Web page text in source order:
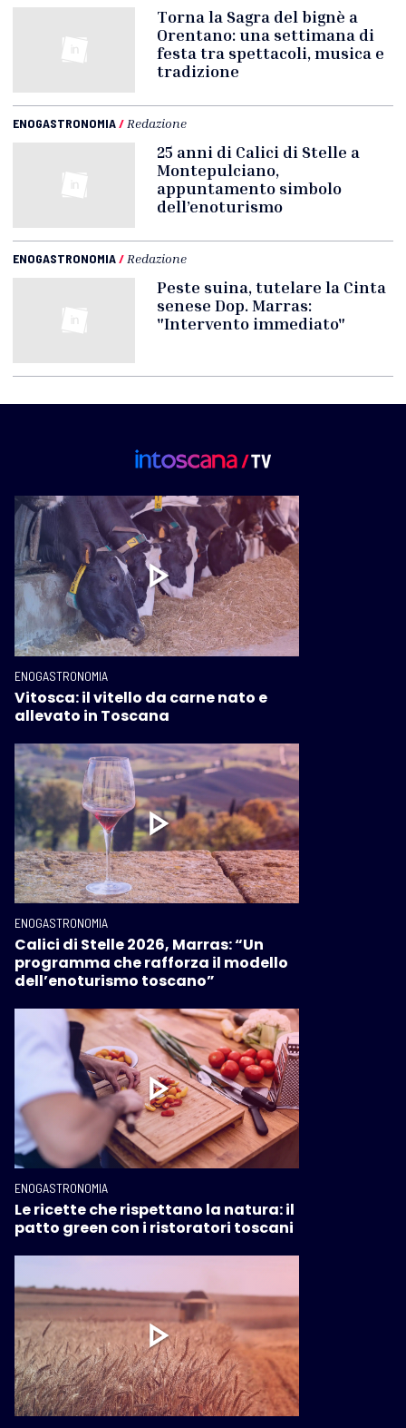
Torna la Sagra del bignè a
Orentano: una settimana di
festa tra spettacoli, musica e
tradizione
ENOGASTRONOMIA/ Redazione
25 anni di Calici di Stelle a
Montepulciano,
appuntamento simbolo
dell’enoturismo
ENOGASTRONOMIA/ Redazione
Peste suina, tutelare la Cinta
senese Dop. Marras:
"Intervento immediato"
ENOGASTRONOMIA
Vitosca: il vitello da carne nato e
allevato in Toscana
ENOGASTRONOMIA
Calici di Stelle 2026, Marras: “Un
programma che rafforza il modello
dell’enoturismo toscano”
ENOGASTRONOMIA
Le ricette che rispettano la natura: il
patto green con i ristoratori toscani